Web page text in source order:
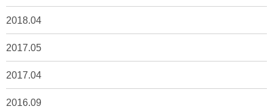
2018.04
2017.05
2017.04
2016.09